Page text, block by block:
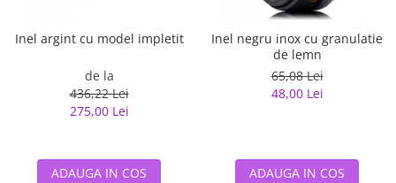
Inel argint cu model impletit
de la
436,22 Lei
275,00 Lei
ADAUGA IN COS
Inel negru inox cu granulatie
de lemn
65,08 Lei
48,00 Lei
ADAUGA IN COS